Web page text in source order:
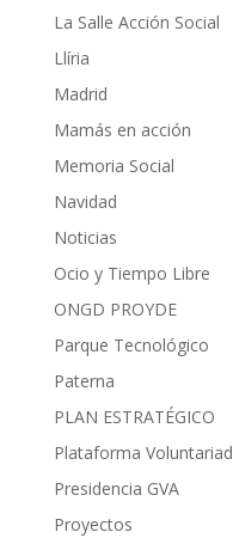
La Salle Acción Social
Llíria
Madrid
Mamás en acción
Memoria Social
Navidad
Noticias
Ocio y Tiempo Libre
ONGD PROYDE
Parque Tecnológico
Paterna
PLAN ESTRATÉGICO
Plataforma
Presidencia GVA
Proyectos